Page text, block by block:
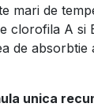
mari de
clorofila A si
de
unica